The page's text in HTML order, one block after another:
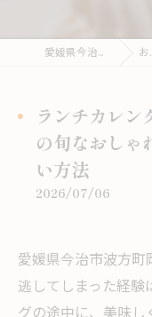
愛媛県今治市のうどんならこがね製麺所 お役立ち情報
ランチカレン
の旬なおしゃ
い方法
2026/07/06
愛媛県今治市波方
逃してしまった経